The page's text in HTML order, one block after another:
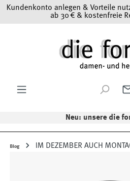
Zum Hauptinhalt springen
Kundenkonto anlegen & Vorteile
ab 30 € & kostenfreie
Neu: unsere die
Blog IM DEZEMBER AUCH